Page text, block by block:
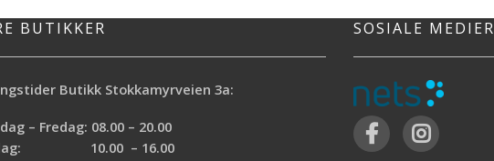
BUTIKKER
Butikk Stokkamyrveien 3a:
– Fredag: 08.00 – 20.00
10.00 – 16.00
SOSIALE MEDIER